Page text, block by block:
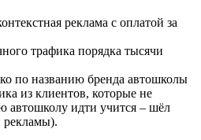
реклама с оплатой за
трафика порядка тысячи
по названию бренда автошколы
из клиентов, которые не
автошколу идти учится – шёл
рекламы).